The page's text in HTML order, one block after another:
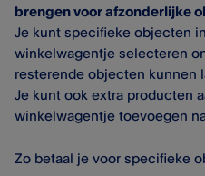
brengen voor afzonderlijke
Je kunt specifieke objecten
winkelwagentje selecteren
resterende objecten kunnen
Je kunt ook extra producten
winkelwagentje toevoegen
Zo betaal je voor specifieke